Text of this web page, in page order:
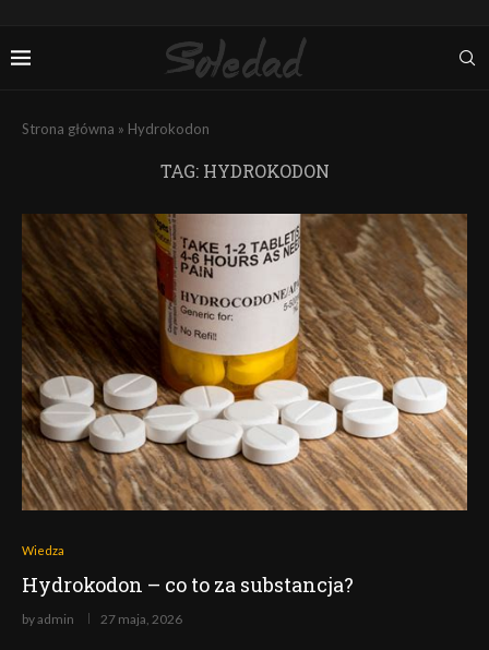
Strona główna » Hydrokodon
TAG: HYDROKODON
Wiedza
Hydrokodon – co to za substancja?
byadmin 27 maja, 2026